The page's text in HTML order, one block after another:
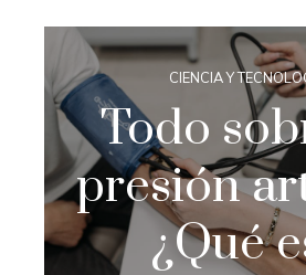
CIENCIA Y
Todo
presión
¿Qué